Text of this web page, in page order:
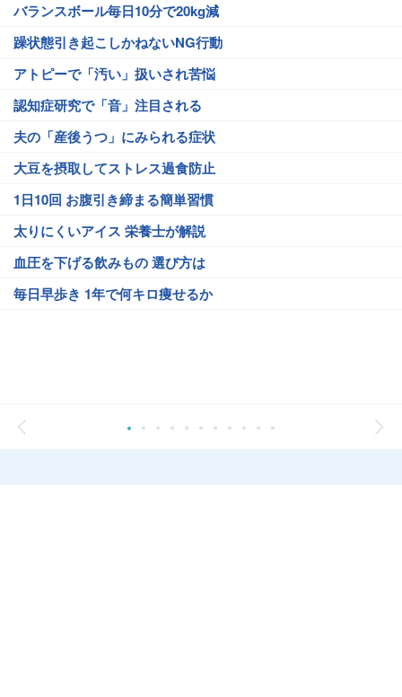
バランスボール毎日10分で20kg減
躁状態引き起こしかねないNG行動
アトピーで「汚い」扱いされ苦悩
認知症研究で「音」注目される
夫の「産後うつ」にみられる症状
大豆を摂取してストレス過食防止
1日10回 お腹引き締まる簡単習慣
太りにくいアイス 栄養士が解説
血圧を下げる飲みもの 選び方は
毎日早歩き 1年で何キロ痩せるか